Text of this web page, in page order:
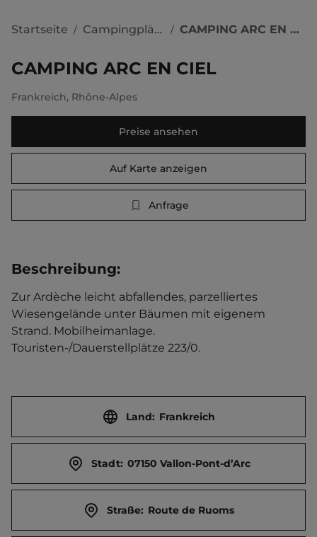
Startseite / Campingplätze / CAMPING ARC EN CIEL
CAMPING ARC EN CIEL
Frankreich, Rhône-Alpes
Preise ansehen
Auf Karte anzeigen
Anfrage
Beschreibung:
Zur Ardèche leicht abfallendes, parzelliertes
Wiesengelände unter Bäumen mit eigenem
Strand. Mobilheimanlage.
Touristen-/Dauerstellplätze 223/0.
Land: Frankreich
Stadt: 07150 Vallon-Pont-d’Arc
Straße: Route de Ruoms